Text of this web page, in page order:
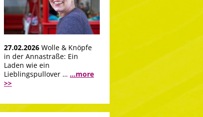
27.02.2026 Wolle & Knöpfe
in der Annastraße: Ein
Laden wie ein
Lieblingspullover … ...more
>>